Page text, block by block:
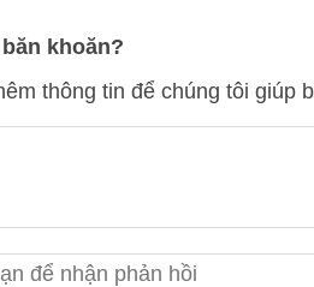
khoăn?
thông tin để chúng tôi giúp